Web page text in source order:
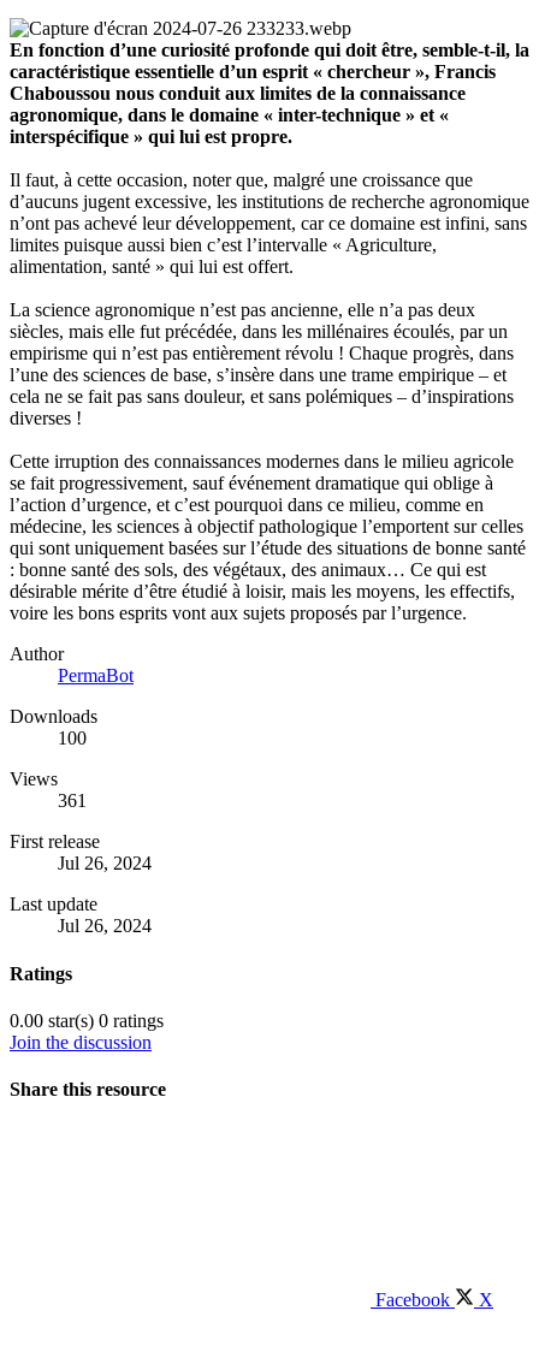
En fonction d’une curiosité profonde qui doit être, semble-t-il, la
caractéristique essentielle d’un esprit « chercheur », Francis
Chaboussou nous conduit aux limites de la connaissance
agronomique, dans le domaine « inter-technique » et «
interspécifique » qui lui est propre.
Il faut, à cette occasion, noter que, malgré une croissance que
d’aucuns jugent excessive, les institutions de recherche agronomique
n’ont pas achevé leur développement, car ce domaine est infini, sans
limites puisque aussi bien c’est l’intervalle « Agriculture,
alimentation, santé » qui lui est offert.
La science agronomique n’est pas ancienne, elle n’a pas deux
siècles, mais elle fut précédée, dans les millénaires écoulés, par un
empirisme qui n’est pas entièrement révolu ! Chaque progrès, dans
l’une des sciences de base, s’insère dans une trame empirique – et
cela ne se fait pas sans douleur, et sans polémiques – d’inspirations
diverses !
Cette irruption des connaissances modernes dans le milieu agricole
se fait progressivement, sauf événement dramatique qui oblige à
l’action d’urgence, et c’est pourquoi dans ce milieu, comme en
médecine, les sciences à objectif pathologique l’emportent sur celles
qui sont uniquement basées sur l’étude des situations de bonne santé
: bonne santé des sols, des végétaux, des animaux… Ce qui est
désirable mérite d’être étudié à loisir, mais les moyens, les effectifs,
voire les bons esprits vont aux sujets proposés par l’urgence.
Author
PermaBot
Downloads
100
Views
361
First release
Jul 26, 2024
Last update
Jul 26, 2024
Ratings
0.00 star(s) 0 ratings
Join the discussion
Share this resource
Facebook X